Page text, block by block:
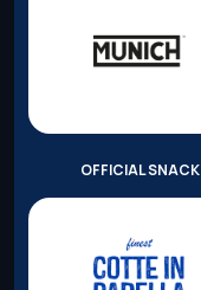
OFFICIAL SNACK